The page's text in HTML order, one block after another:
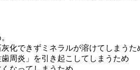
化できずミネラルが溶けてしまうた
周炎」を引き起こしてしまうため